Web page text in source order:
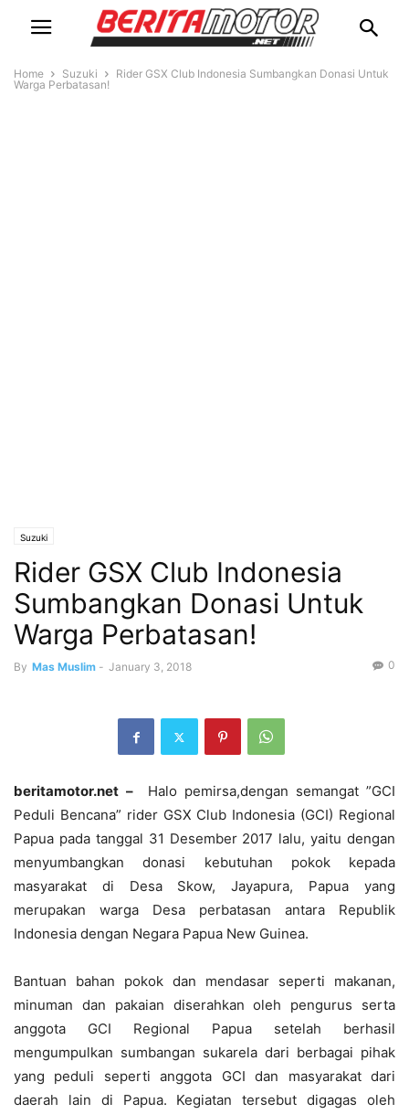
Home Suzuki
Rider GSX Club Indonesia Sumbangkan Donasi Untuk
Warga Perbatasan!
Suzuki
Rider GSX Club Indonesia
Sumbangkan Donasi Untuk
Warga Perbatasan!
By Mas Muslim - January 3, 2018 0
beritamotor.net – Halo pemirsa,dengan semangat”GCI
Peduli Bencana” rider GSX Club Indonesia (GCI) Regional
Papua pada tanggal 31 Desember 2017 lalu, yaitu dengan
menyumbangkan donasi kebutuhan pokok kepada
masyarakat di Desa Skow, Jayapura, Papua yang
merupakan warga Desa perbatasan antara Republik
Indonesia dengan Negara Papua New Guinea.
Bantuan bahan pokok dan mendasar seperti makanan,
minuman dan pakaian diserahkan oleh pengurus serta
anggota GCI Regional Papua setelah berhasil
mengumpulkan sumbangan sukarela dari berbagai pihak
yang peduli seperti anggota GCI dan masyarakat dari
daerah lain di Papua. Kegiatan tersebut digagas oleh